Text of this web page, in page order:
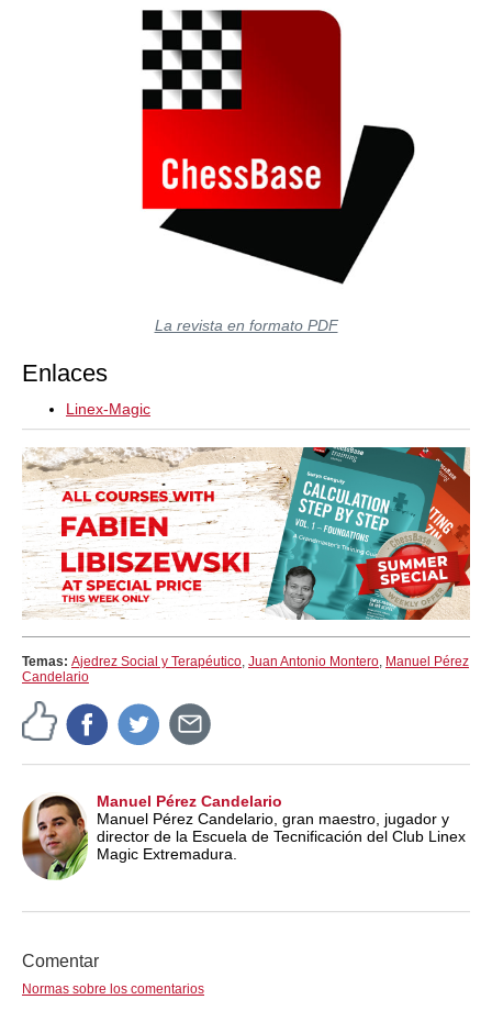
La revista en formato PDF
Enlaces
Linex-Magic
Temas: Ajedrez Social y Terapéutico, Juan Antonio Montero, Manuel Pérez
Candelario
Manuel Pérez Candelario
Manuel Pérez Candelario, gran maestro, jugador y
director de la Escuela de Tecnificación del Club Linex
Magic Extremadura.
Comentar
Normas sobre los comentarios